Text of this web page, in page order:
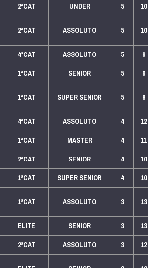
2ªCAT UNDER 5 10
2ªCAT ASSOLUTO 5 10
4ªCAT ASSOLUTO 5 9
1ªCAT SENIOR 5 9
1ªCAT SUPER SENIOR 5 8
4ªCAT ASSOLUTO 4 12
1ªCAT MASTER 4 11
2ªCAT SENIOR 4 10
1ªCAT SUPER SENIOR 4 10
1ªCAT ASSOLUTO 3 13
ELITE SENIOR 3 13
2ªCAT ASSOLUTO 3 12